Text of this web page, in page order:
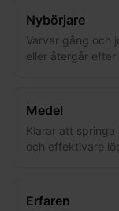
Nybörjare
Varvar gång och
eller återgår efter
Medel
Klarar att
och effektivare
Erfaren